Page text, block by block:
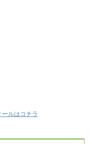
ルはコチラ